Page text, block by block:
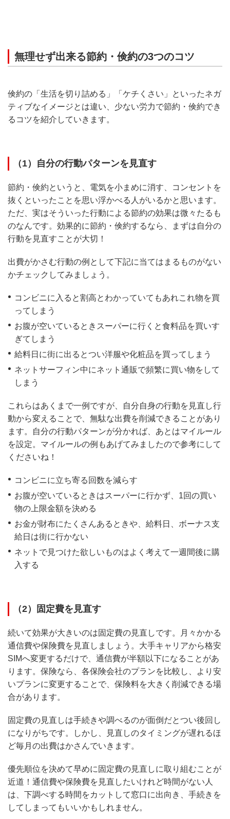
無理せず出来る節約・倹約の3つのコツ
倹約の「生活を切り詰める」「ケチくさい」といったネガ
ティブなイメージとは違い、少ない労力で節約・倹約でき
るコツを紹介していきます。
（1）自分の行動パターンを見直す
節約・倹約というと、電気を小まめに消す、コンセントを
抜くといったことを思い浮かべる人がいるかと思います。
ただ、実はそういった行動による節約の効果は微々たるも
のなんです。効果的に節約・倹約するなら、まずは自分の
行動を見直すことが大切！
出費がかさむ行動の例として下記に当てはまるものがない
かチェックしてみましょう。
コンビニに入ると割高とわかっていてもあれこれ物を買
ってしまう
お腹が空いているときスーパーに行くと食料品を買いす
ぎてしまう
給料日に街に出るとつい洋服や化粧品を買ってしまう
ネットサーフィン中にネット通販で頻繁に買い物をして
しまう
これらはあくまで一例ですが、自分自身の行動を見直し行
動から変えることで、無駄な出費を削減できることがあり
ます。自分の行動パターンが分かれば、あとはマイルール
を設定。マイルールの例もあげてみましたので参考にして
くださいね！
コンビニに立ち寄る回数を減らす
お腹が空いているときはスーパーに行かず、1回の買い
物の上限金額を決める
お金が財布にたくさんあるときや、給料日、ボーナス支
給日は街に行かない
ネットで見つけた欲しいものはよく考えて一週間後に購
入する
（2）固定費を見直す
続いて効果が大きいのは固定費の見直しです。月々かかる
通信費や保険費を見直しましょう。大手キャリアから格安
SIMへ変更するだけで、通信費が半額以下になることがあ
ります。保険なら、各保険会社のプランを比較し、より安
いプランに変更することで、保険料を大きく削減できる場
合があります。
固定費の見直しは手続きや調べるのが面倒だとつい後回し
になりがちです。しかし、見直しのタイミングが遅れるほ
ど毎月の出費はかさんでいきます。
優先順位を決めて早めに固定費の見直しに取り組むことが
近道！通信費や保険費を見直したいけれど時間がない人
は、下調べする時間をカットして窓口に出向き、手続きを
してしまってもいいかもしれません。